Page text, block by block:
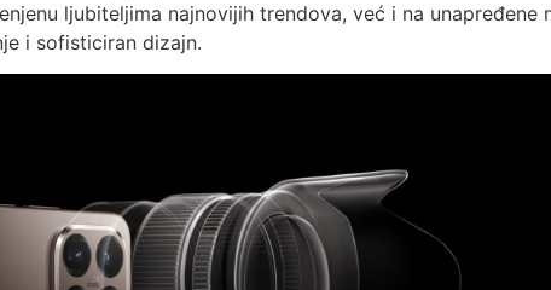
ljubiteljima najnovijih trendova, već i na unapređene
i sofisticiran dizajn.